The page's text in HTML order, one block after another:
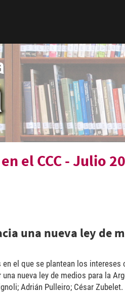
el CCC - Julio
una nueva ley de
el que se plantean los
nueva ley de medios para la
Adrián Pulleiro; César